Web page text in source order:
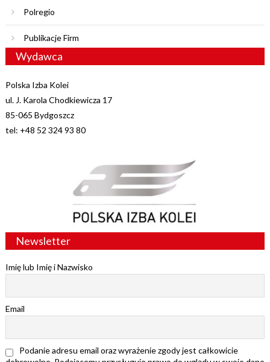
Polregio
Publikacje Firm
Wydawca
Polska Izba Kolei
ul. J. Karola Chodkiewicza 17
85-065 Bydgoszcz
tel: +48 52 324 93 80
Newsletter
Imię lub Imię i Nazwisko
Email
Podanie adresu email oraz wyrażenie zgody jest całkowicie